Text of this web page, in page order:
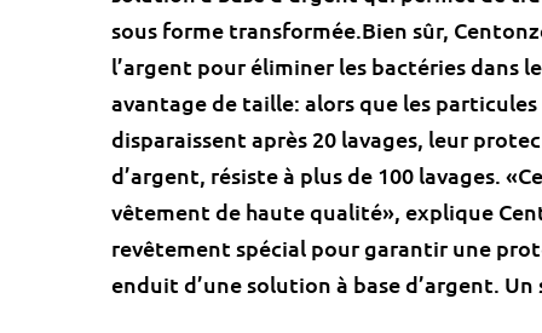
sous forme transformée.Bien sûr,
l’argent pour éliminer les bactéries dans
avantage de taille: alors que les
disparaissent après 20 lavages, leur
d’argent, résiste à plus de 100 lavages.
vêtement de haute qualité», explique
revêtement spécial pour garantir une
enduit d’une solution à base d’argent.